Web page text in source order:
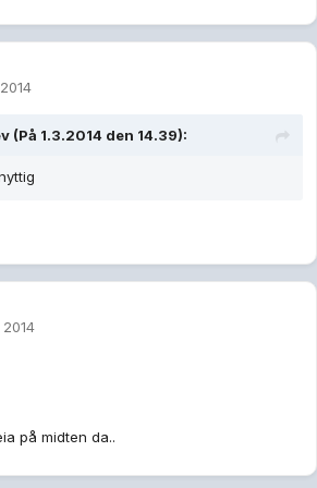
(På 1.3.2014 den 14.39):
på midten da..